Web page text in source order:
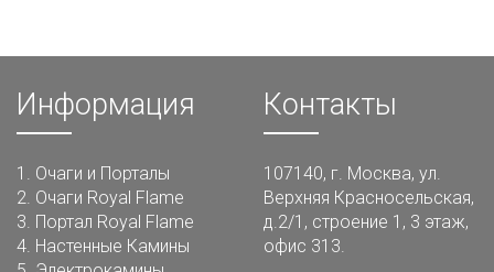
Информация
1. Очаги и Порталы
2. Очаги Royal Flame
3. Портал Royal Flame
4. Настенные Камины
Контакты
107140, г. Москва, ул.
Верхняя Красносельская,
д.2/1, строение 1, 3 этаж,
офис 313.